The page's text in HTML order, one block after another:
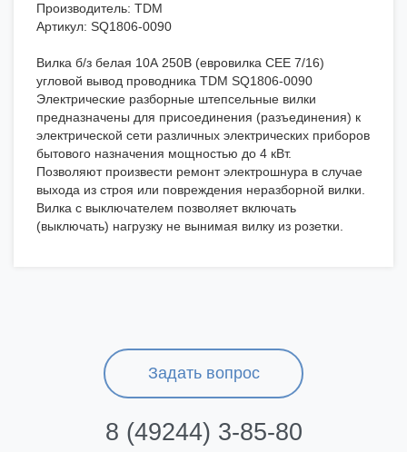
Производитель: TDM
Артикул: SQ1806-0090
Вилка б/з белая 10А 250В (евровилка CEE 7/16)
угловой вывод проводника TDM SQ1806-0090
Электрические разборные штепсельные вилки
предназначены для присоединения (разъединения) к
электрической сети различных электрических приборов
бытового назначения мощностью до 4 кВт.
Позволяют произвести ремонт электрошнура в случае
выхода из строя или повреждения неразборной вилки.
Вилка с выключателем позволяет включать
(выключать) нагрузку не вынимая вилку из розетки.
Задать вопрос
8 (49244) 3-85-80